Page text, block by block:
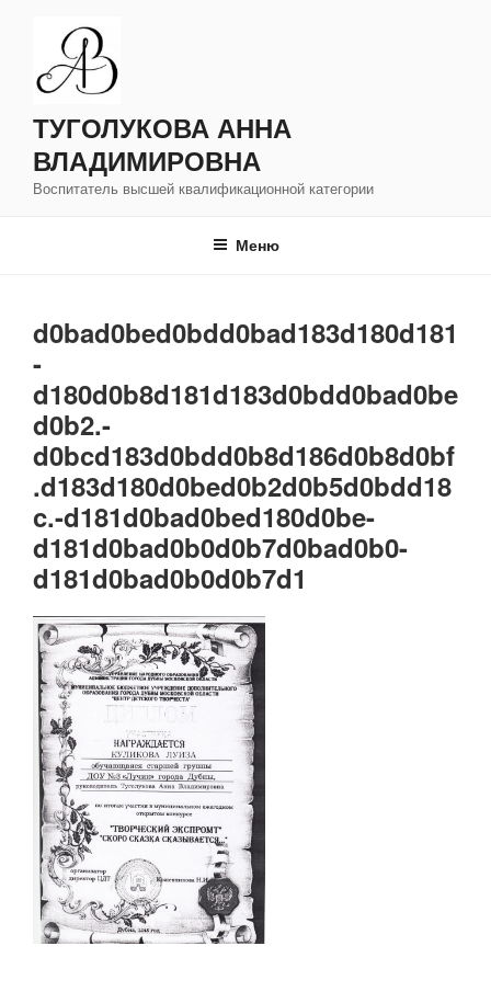
содержимому
ТУГОЛУКОВА АННА
ВЛАДИМИРОВНА
Воспитатель высшей квалификационной категории
Меню
d0bad0bed0bdd0bad183d180d181
-
d180d0b8d181d183d0bdd0bad0be
d0b2.-
d0bcd183d0bdd0b8d186d0b8d0bf
.d183d180d0bed0b2d0b5d0bdd18
c.-d181d0bad0bed180d0be-
d181d0bad0b0d0b7d0bad0b0-
d181d0bad0b0d0b7d1